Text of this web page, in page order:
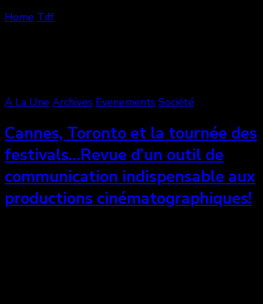
Home Tiff
A La Une Archives Evenements Société
Cannes, Toronto et la tournée des
festivals…Revue d’un outil de
communication indispensable aux
productions cinématographiques!